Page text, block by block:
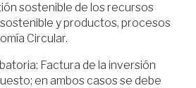
sostenible de los recursos
y productos, procesos
Circular.
Factura de la inversión
en ambos casos se debe